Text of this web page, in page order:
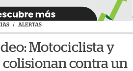
/ ALERTAS
Motociclista y
contra un